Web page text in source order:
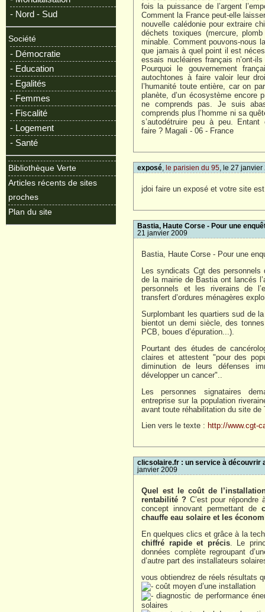
- Nord - Sud
Société
- Démocratie
- Education
- Egalités
- Femmes
- Fiscalité
- Logement
- Santé
Bibliothèque Verte
Articles récents de sites
proches
Plan du site
fois la puissance de l’argent
Comment la France peut-elle
nouvelle calédonie pour extraire
déchets toxiques (mercure,
minable. Comment pouvons-nous
que jamais à quel point il est
essais nucléaires français n’ont-
Pourquoi le gouvernement
autochtones à faire valoir leur
l’humanité toute entière, car on
planète, d’un écosystème encore
ne comprends pas. Je suis
comprends plus l’homme ni sa
s’autodétruire peu à peu. Entant
faire ? Magali - 06 - France
exposé le parisien du 95 , le 27
jdoi faire un exposé et votre site
Bastia, Haute Corse - Pour une
21 janvier 2009
Bastia, Haute Corse - Pour une
Les syndicats Cgt des personnels
de la mairie de Bastia ont lancés
personnels et les riverains de
transfert d’ordures ménagères
Surplombant les quartiers sud de
bientot un demi siècle, des
PCB, boues d’épuration...).
Pourtant des études de
claires et attestent "pour des
diminution de leurs défenses
développer un cancer"..
Les personnes signataires
entreprise sur la population
avant toute réhabilitation du site de
Lien vers le texte : http://www.cgt-
clicsolaire.fr : un service à découvrir
janvier 2009
Quel est le coût de
rentabilité ?C’est pour répondre
concept innovant permettant de
chauffe eau solaire et les
En quelques clics et grâce à la
chiffré rapide et précis. Le
données complète regroupant
d’autre part des installateurs
vous obtiendrez de réels résultats
coût moyen d’une installation
diagnostic de performance
solaires